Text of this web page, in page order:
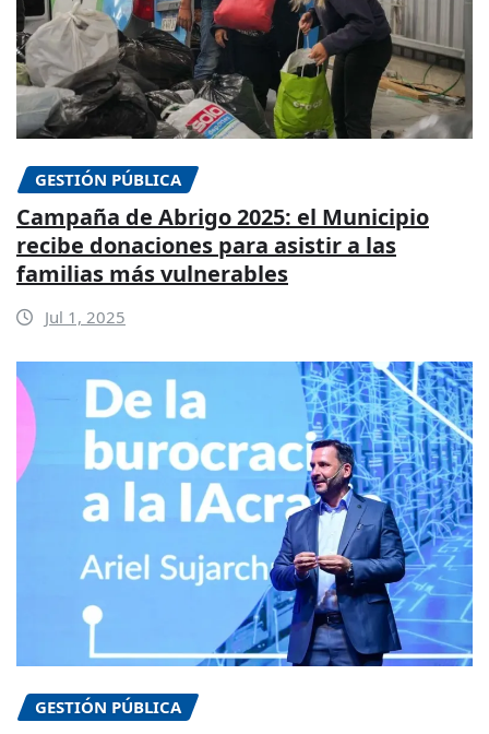
GESTIÓN PÚBLICA
Campaña de Abrigo 2025: el Municipio
recibe donaciones para asistir a las
familias más vulnerables
Jul 1, 2025
GESTIÓN PÚBLICA